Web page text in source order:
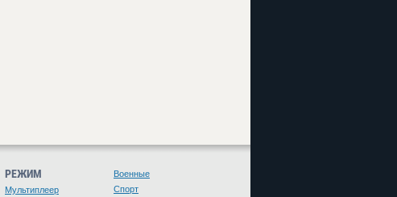
РЕЖИМ
Мультиплеер
Военные
Спорт